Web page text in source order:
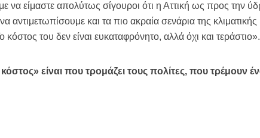
είμαστε απολύτως σίγουροι ότι η Αττική ως προς την
αντιμετωπίσουμε και τα πιο ακραία σενάρια της
του δεν είναι ευκαταφρόνητο, αλλά όχι και τεράστιο».
είναι που τρομάζει τους πολίτες, που τρέμουν